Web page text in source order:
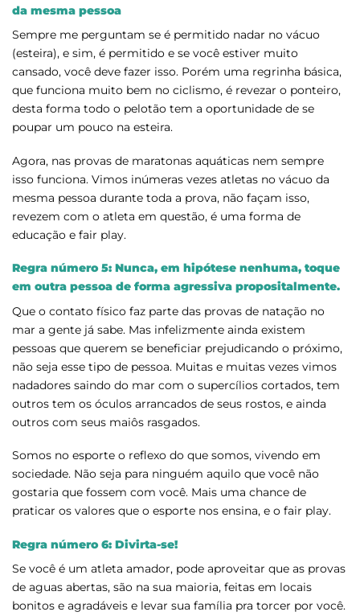
da mesma pessoa
Sempre me perguntam se é permitido nadar no vácuo
(esteira), e sim, é permitido e se você estiver muito
cansado, você deve fazer isso. Porém uma regrinha básica,
que funciona muito bem no ciclismo, é revezar o ponteiro,
desta forma todo o pelotão tem a oportunidade de se
poupar um pouco na esteira.
Agora, nas provas de maratonas aquáticas nem sempre
isso funciona. Vimos inúmeras vezes atletas no vácuo da
mesma pessoa durante toda a prova, não façam isso,
revezem com o atleta em questão, é uma forma de
educação e fair play.
Regra número 5: Nunca, em hipótese nenhuma, toque
em outra pessoa de forma agressiva propositalmente.
Que o contato físico faz parte das provas de natação no
mar a gente já sabe. Mas infelizmente ainda existem
pessoas que querem se beneficiar prejudicando o próximo,
não seja esse tipo de pessoa. Muitas e muitas vezes vimos
nadadores saindo do mar com o supercílios cortados, tem
outros tem os óculos arrancados de seus rostos, e ainda
outros com seus maiôs rasgados.
Somos no esporte o reflexo do que somos, vivendo em
sociedade. Não seja para ninguém aquilo que você não
gostaria que fossem com você. Mais uma chance de
praticar os valores que o esporte nos ensina, e o fair play.
Regra número 6: Divirta-se!
Se você é um atleta amador, pode aproveitar que as provas
de aguas abertas, são na sua maioria, feitas em locais
bonitos e agradáveis e levar sua família pra torcer por você.